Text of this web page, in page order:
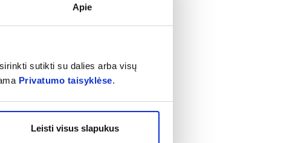
Apie
sutikti su dalies arba visų
Privatumo taisyklėse.
Leisti visus slapukus